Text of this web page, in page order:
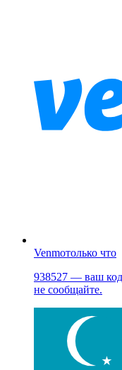
Venmoтолько что
938527 — ваш
не сообщайте.